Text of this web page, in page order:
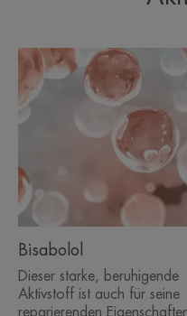
Bisabolol
Dieser starke, beruhigende
Aktivstoff ist auch für seine
reparierenden